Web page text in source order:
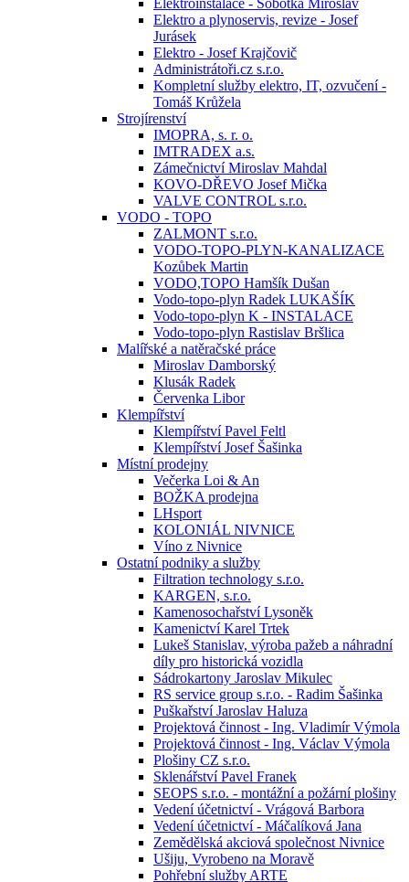
Elektroinstalace - Sobotka Miroslav
Elektro a plynoservis, revize - Josef
Jurásek
Elektro - Josef Krajčovič
Administrátoři.cz s.r.o.
Kompletní služby elektro, IT, ozvučení -
Tomáš Krůžela
Strojírenství
IMOPRA, s. r. o.
IMTRADEX a.s.
Zámečnictví Miroslav Mahdal
KOVO-DŘEVO Josef Mička
VALVE CONTROL s.r.o.
VODO - TOPO
ZALMONT s.r.o.
VODO-TOPO-PLYN-KANALIZACE
Kozůbek Martin
VODO,TOPO Hamšík Dušan
Vodo-topo-plyn Radek LUKAŠÍK
Vodo-topo-plyn K - INSTALACE
Vodo-topo-plyn Rastislav Bršlica
Malířské a natěračské práce
Miroslav Damborský
Klusák Radek
Červenka Libor
Klempířství
Klempířství Pavel Feltl
Klempířství Josef Šašinka
Místní prodejny
Večerka Loi & An
BOŽKA prodejna
LHsport
KOLONIÁL NIVNICE
Víno z Nivnice
Ostatní podniky a služby
Filtration technology s.r.o.
KARGEN, s.r.o.
Kamenosochařství Lysoněk
Kamenictví Karel Trtek
Lukeš Stanislav, výroba pažeb a náhradní
díly pro historická vozidla
Sádrokartony Jaroslav Mikulec
RS service group s.r.o. - Radim Šašinka
Puškařství Jaroslav Haluza
Projektová činnost - Ing. Vladimír Výmola
Projektová činnost - Ing. Václav Výmola
Plošiny CZ s.r.o.
Sklenářství Pavel Franek
SEOPS s.r.o. - montážní a požární plošiny
Vedení účetnictví - Vrágová Barbora
Vedení účetnictví - Máčalíková Jana
Zemědělská akciová společnost Nivnice
Ušiju, Vyrobeno na Moravě
Pohřební služby ARTE